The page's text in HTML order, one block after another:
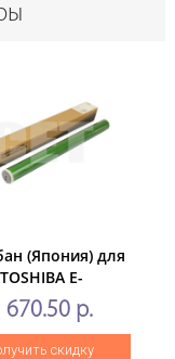
356/456/506
(Япония) для
TOSHIBA E-
2330C/2500c/
стр., CET7422
670.50 р.
скидку